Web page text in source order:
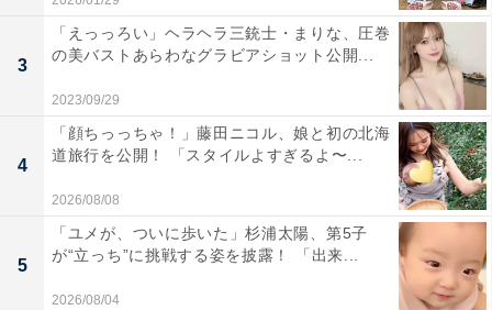
3
「えっっろい」ヘラヘラ三銃士・まりな、圧巻
の美バストあらわなグラビアショット公開...
2023/09/29
4
「顔ちっっちゃ！」藤田ニコル、娘と初の北海
道旅行を公開！ 「スタイルよすぎるよ〜...
2026/08/08
5
「ユメが、ついに歩いた」杉浦太陽、第5子
が“立っち”に挑戦する姿を披露！ 「出来...
2026/08/04